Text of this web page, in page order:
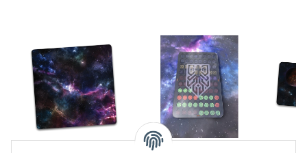
Space Sector 6 3x3 A
Space Templates